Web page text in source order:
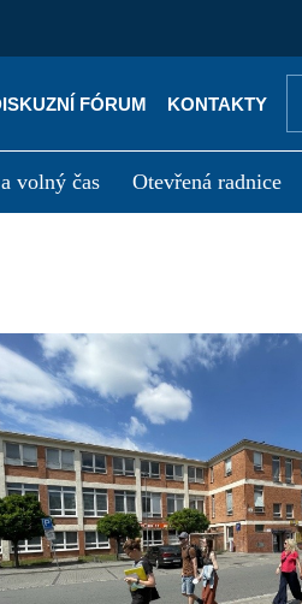
FÓRUM KONTAKTY
volný čas Otevřená radnice